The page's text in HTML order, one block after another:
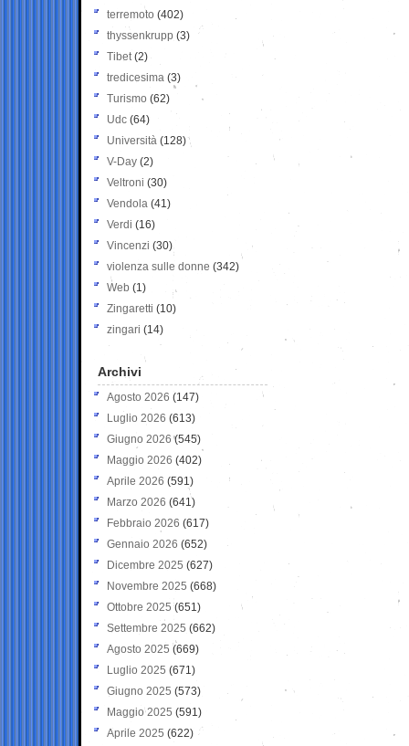
terremoto (402)
thyssenkrupp (3)
Tibet(2)
tredicesima (3)
Turismo (62)
Udc (64)
Università (128)
V-Day (2)
Veltroni (30)
Vendola (41)
Verdi (16)
Vincenzi (30)
violenza sulle donne (342)
Web (1)
Zingaretti (10)
zingari (14)
Archivi
Agosto 2026 (147)
Luglio 2026 (613)
Giugno 2026 (545)
Maggio 2026 (402)
Aprile 2026 (591)
Marzo 2026 (641)
Febbraio 2026 (617)
Gennaio 2026 (652)
Dicembre 2025 (627)
Novembre 2025 (668)
Ottobre 2025 (651)
Settembre 2025 (662)
Agosto 2025 (669)
Luglio 2025 (671)
Giugno 2025 (573)
Maggio 2025 (591)
Aprile 2025 (622)